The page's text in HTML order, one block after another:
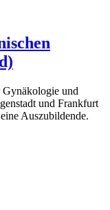
Gynäkologie und
und Frankfurt
Auszubildende.